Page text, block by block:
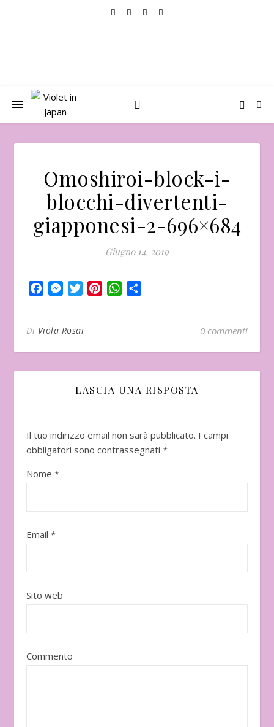
Omoshiroi-block-i-
blocchi-divertenti-
giapponesi-2-696×684
Giugno 14, 2019
FacebookMessenger
TwitterPinterestWhatsApp
Di Viola Rosai 0 commenti
LASCIA UNA RISPOSTA
Il tuo indirizzo email non sarà pubblicato. I campi
obbligatori sono contrassegnati *
Nome *
Email *
Sito web
Commento